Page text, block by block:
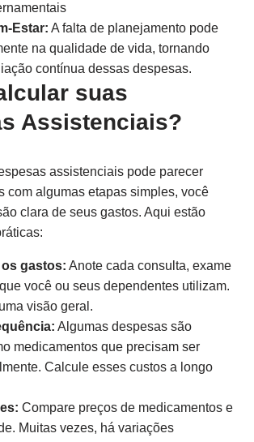
Estar: A falta de planejamento pode
na qualidade de vida, tornando
contínua dessas despesas.
suas
Assistenciais?
assistenciais pode parecer
com algumas etapas simples, você
clara de seus gastos. Aqui estão
gastos: Anote cada consulta, exame
você ou seus dependentes utilizam.
visão geral.
Algumas despesas são
medicamentos que precisam ser
Calcule esses custos a longo
Compare preços de medicamentos e
Muitas vezes, há variações